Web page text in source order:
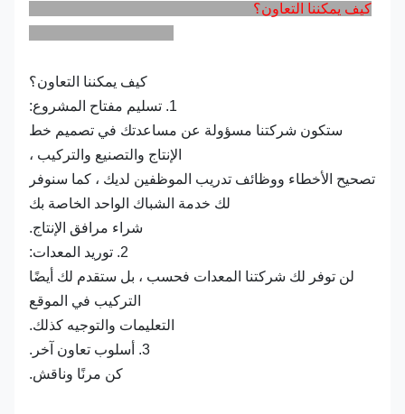
كيف يمكننا التعاون؟
كيف يمكننا التعاون؟
ستكون شركتنا مسؤولة عن مساعدتك في تصميم خط
الإنتاج والتصنيع والتركيب ،
تصحيح الأخطاء ووظائف تدريب الموظفين لديك ، كما سنوفر
لك خدمة الشباك الواحد الخاصة بك
شراء مرافق الإنتاج.
لن توفر لك شركتنا المعدات فحسب ، بل ستقدم لك أيضًا
التركيب في الموقع
التعليمات والتوجيه كذلك.
كن مرنًا وناقش.